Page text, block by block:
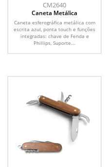
CM2640
Caneta Metálica
Caneta esferográfica metálica com
escrita azul, ponta touch e funções
integradas: chave de Fenda e
Phillips, Suporte...